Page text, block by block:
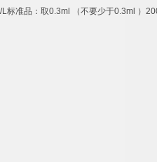
L标准品：取0.3ml （不要少于0.3ml ）